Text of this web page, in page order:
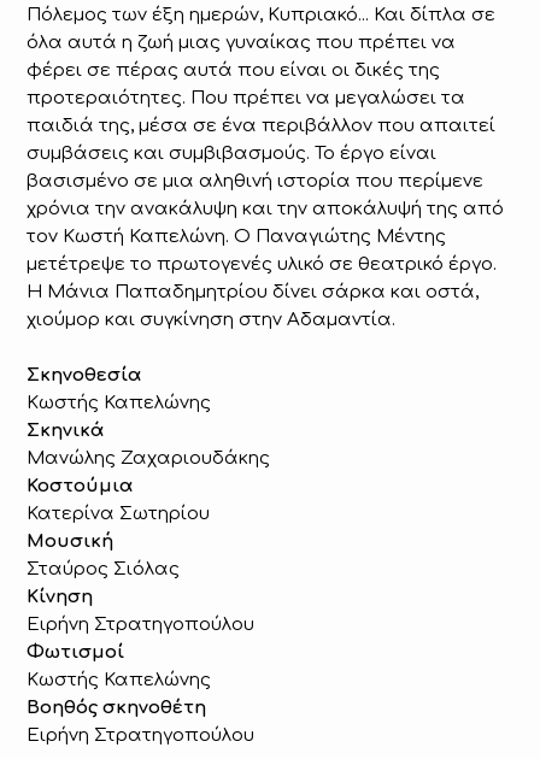
Πόλεµος των έξη ηµερών, Κυπριακό... Και δίπλα σε
όλα αυτά η ζωή µιας γυναίκας που πρέπει να
φέρει σε πέρας αυτά που είναι οι δικές της
προτεραιότητες. Που πρέπει να µεγαλώσει τα
παιδιά της, µέσα σε ένα περιβάλλον που απαιτεί
συµβάσεις και συµβιβασµούς. Το έργο είναι
βασισμένο σε μια αληθινή ιστορία που περίμενε
χρόνια την ανακάλυψη και την αποκάλυψή της από
τον Κωστή Καπελώνη. Ο Παναγιώτης Μέντης
μετέτρεψε το πρωτογενές υλικό σε θεατρικό έργο.
Η Μάνια Παπαδημητρίου δίνει σάρκα και οστά,
χιούμορ και συγκίνηση στην Αδαμαντία.
Σκηνοθεσία
Κωστής Καπελώνης
Σκηνικά
Μανώλης Ζαχαριουδάκης
Κοστούμια
Κατερίνα Σωτηρίου
Μουσική
Σταύρος Σιόλας
Κίνηση
Ειρήνη Στρατηγοπούλου
Φωτισμοί
Κωστής Καπελώνης
Βοηθός σκηνοθέτη
Ειρήνη Στρατηγοπούλου